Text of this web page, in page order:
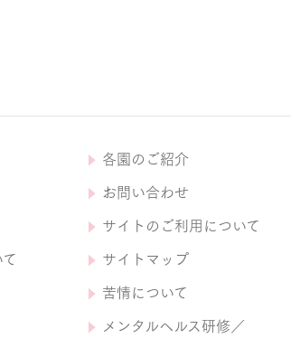
各園のご紹介
お問い合わせ
サイトのご利用について
サイトマップ
苦情について
メンタルヘルス研修／